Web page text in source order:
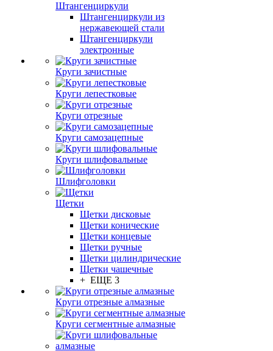
Штангенциркули
Штангенциркули из
нержавеющей стали
Штангенциркули
электронные
Круги зачистные
Круги лепестковые
Круги отрезные
Круги самозацепные
Круги шлифовальные
Шлифголовки
Щетки
Щетки дисковые
Щетки конические
Щетки концевые
Щетки ручные
Щетки цилиндрические
Щетки чашечные
+ ЕЩЕ 3
Круги отрезные алмазные
Круги сегментные алмазные